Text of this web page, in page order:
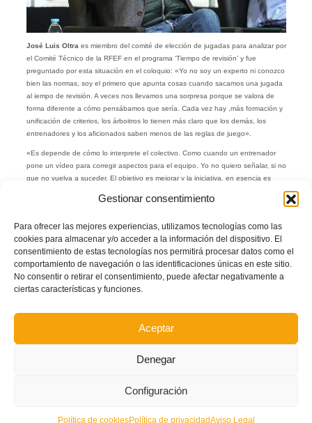
Gestionar consentimiento
Para ofrecer las mejores experiencias, utilizamos tecnologías como las
cookies para almacenar y/o acceder a la información del dispositivo. El
consentimiento de estas tecnologías nos permitirá procesar datos como el
comportamiento de navegación o las identificaciones únicas en este sitio.
No consentir o retirar el consentimiento, puede afectar negativamente a
ciertas características y funciones.
Aceptar
Denegar
Configuración
Política de cookiesPolítica de privacidadAviso Legal
José Luis Oltra es miembro del comité de elección de jugadas para analizar por
el Comité Técnico de la RFEF en el programa ‘Tiempo de revisión’ y fue
preguntado por esta situación en el coloquio: «Yo no soy un experto ni conozco
bien las normas, soy el primero que apunta cosas cuando sacamos una jugada
al iempo de revisión. A veces nos llevamos una sorpresa porque se valora de
forma diferente a cómo pensábamos que sería. Cada vez hay ,más formación y
unificación de criterios, los árboitros lo tienen más claro que los demás, los
entrenadores y los aficionados saben menos de las reglas de juego».
«Es depende de cómo lo interprete el colectivo. Como cuando un entrenador
pone un vídeo para corregir aspectos para el equipo. Yo no quiero señalar, si no
que no vuelva a suceder. El objetivo es mejorar y la iniciativa, en esencia es
fútbol sala: «Justo este año ha llegado la tecnología a la primera división de